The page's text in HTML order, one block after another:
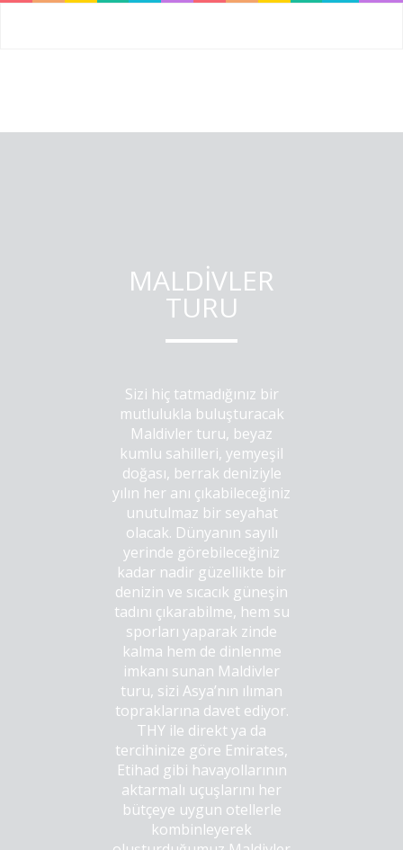
MALDİVLER
TURU
Sizi hiç tatmadığınız bir
mutlulukla buluşturacak
Maldivler turu, beyaz
kumlu sahilleri, yemyeşil
doğası, berrak deniziyle
yılın her anı çıkabileceğiniz
unutulmaz bir seyahat
olacak. Dünyanın sayılı
yerinde görebileceğiniz
kadar nadir güzellikte bir
denizin ve sıcacık güneşin
tadını çıkarabilme, hem su
sporları yaparak zinde
kalma hem de dinlenme
imkanı sunan Maldivler
turu, sizi Asya’nın ılıman
topraklarına davet ediyor.
THY ile direkt ya da
tercihinize göre Emirates,
Etihad gibi havayollarının
aktarmalı uçuşlarını her
bütçeye uygun otellerle
kombinleyerek